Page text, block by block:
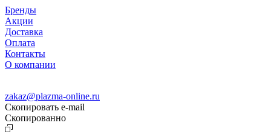
Бренды
Акции
Доставка
Оплата
Контакты
О компании
zakaz@plazma-online.ru
Скопировать e-mail
Cкопированно